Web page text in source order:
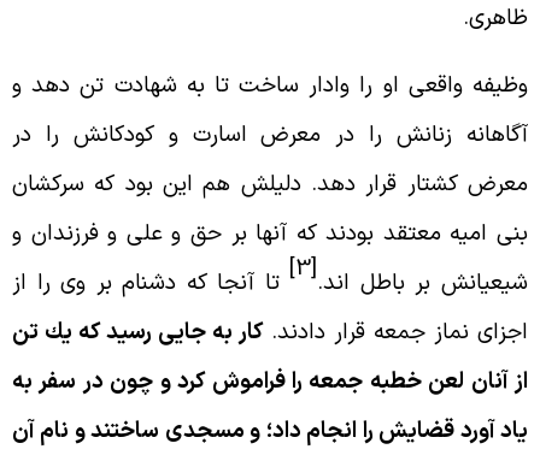
واقعى او را وادار ساخت تا به شهادت تن دهد و
زنانش را در معرض اسارت و كودكانش را در
كشتار قرار دهد. دليلش هم اين بود كه سركشان
اميه معتقد بودند كه آنها بر حق و على و فرزندان و
بر باطل اند.[3]
تا آنجا كه دشنام بر وى را از
نماز جمعه قرار دادند.كار به جايى رسيد كه يك تن
آنان لعن خطبه جمعه را فراموش كرد و چون در سفر به
آورد قضايش را انجام داد؛ و مسجدى ساختند و نام آن